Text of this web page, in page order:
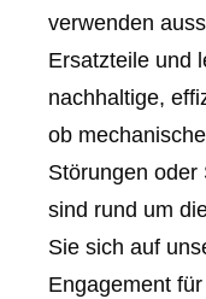
verwenden
Ersatzteile und
nachhaltige,
ob
Störungen oder
sind rund um
Sie sich auf
Engagement